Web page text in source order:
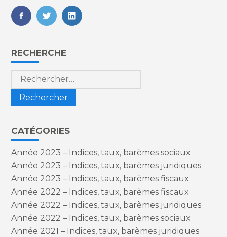
FaceBook
TwitterLinkedIn
Blog
sidebar
RECHERCHE
Rechercher :
CATÉGORIES
Année 2023 – Indices, taux, barèmes sociaux
Année 2023 – Indices, taux, barèmes juridiques
Année 2023 – Indices, taux, barèmes fiscaux
Année 2022 – Indices, taux, barèmes fiscaux
Année 2022 – Indices, taux, barèmes juridiques
Année 2022 – Indices, taux, barèmes sociaux
Année 2021 – Indices, taux, barèmes juridiques